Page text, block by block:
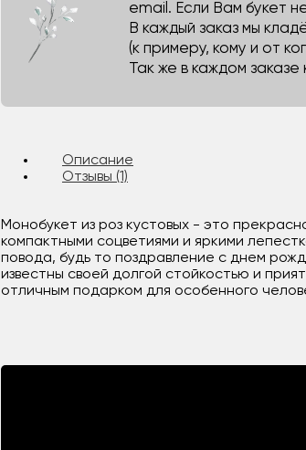
email. Если Вам букет
В каждый заказ мы
(к примеру, кому и от
Так же в каждом
Описание
Отзывы (1)
Монобукет из роз кустовых - это
компактными соцветиями и яркими
повода, будь то поздравление с днем
известны своей долгой стойкостью и
отличным подарком для особенного